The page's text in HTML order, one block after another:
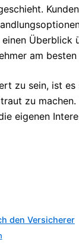
Überblick
am
zu sein, ist
zu
eigenen
den Versicherer